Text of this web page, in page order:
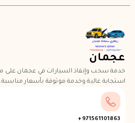
عجمان
خدمة سحب وإنقاذ السيارات في عجمان على
استجابة عالية وخدمة موثوقة بأسعار مناسبة.
971561101863+